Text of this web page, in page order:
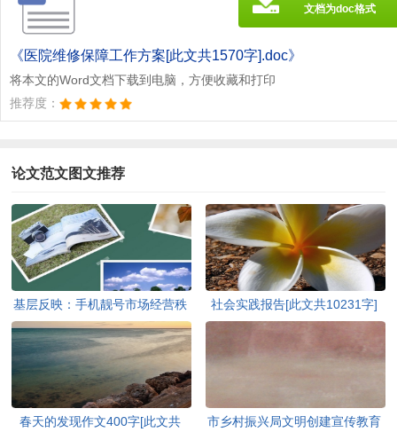
《医院维修保障工作方案[此文共1570字].doc》
将本文的Word文档下载到电脑，方便收藏和打印
推荐度：
文档为doc格式
论文范文图文推荐
基层反映：手机靓号市场经营秩
序亟待规范[此文共1223字]
社会实践报告[此文共10231字]
春天的发现作文400字[此文共 市乡村振兴局文明创建宣传教育